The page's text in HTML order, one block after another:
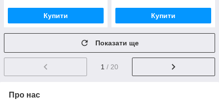
Купити Купити
Показати ще
1 / 20
Про нас